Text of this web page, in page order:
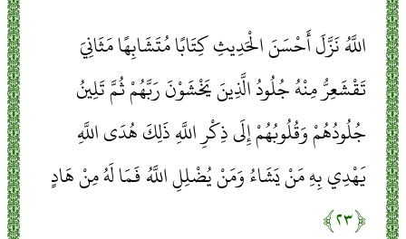
اللَّهُ نَزَّلَ أَحْسَنَ الْحَدِيثِ كِتَابًا مُتَشَابِهًا مَثَانِيَ
تَقْشَعِرُّ مِنْهُ جُلُودُ الَّذِينَ يَخْشَوْنَ رَبَّهُمْ ثُمَّ تَلِينُ
جُلُودُهُمْ وَقُلُوبُهُمْ إِلَى ذِكْرِ اللَّهِ ذَلِكَ هُدَى اللَّهِ
يَهْدِي بِهِ مَنْ يَشَاءُ وَمَنْ يُضْلِلِ اللَّهُ فَمَا لَهُ مِنْ هَادٍ
﴿۲۳﴾